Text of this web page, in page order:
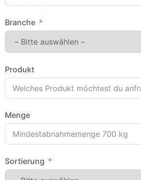
Branche
Produkt
Menge
Sortierung